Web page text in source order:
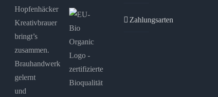
Hopfenhäcker
Kreativbrauer
bringt’s
zusammen.
Brauhandwerk
gelernt
und
Zahlungsarten